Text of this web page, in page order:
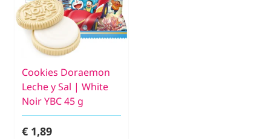
Cookies Doraemon
Leche y Sal | White
Noir YBC 45 g
€ 1,89